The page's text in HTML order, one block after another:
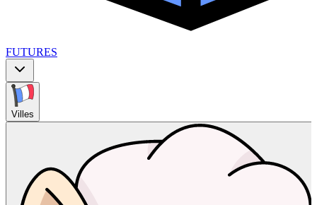
FUTURES
Villes